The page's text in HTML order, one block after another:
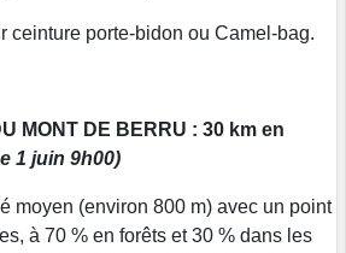
ceinture porte-bidon ou Camel-bag.
MONT DE BERRU : 30 km en
1 juin 9h00)
moyen (environ 800 m) avec un point
à 70 % en forêts et 30 % dans les